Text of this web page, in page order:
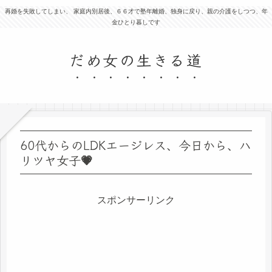
再婚を失敗してしまい、 家庭内別居後、６６才で塾年離婚、独身に戻り、親の介護をしつつ、年
金ひとり暮しです
だめ女の生きる道
60代からのLDKエージレス、今日から、ハ
リツヤ女子💗
スポンサーリンク